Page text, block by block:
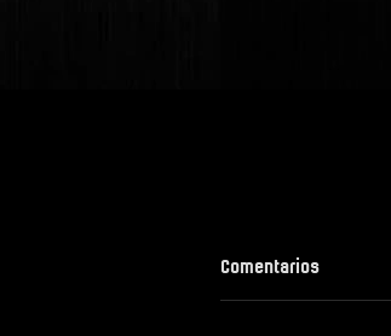
Comentarios